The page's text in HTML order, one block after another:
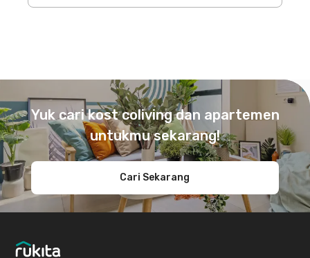
Yuk cari kost coliving dan apartemen
untukmu sekarang!
Cari Sekarang